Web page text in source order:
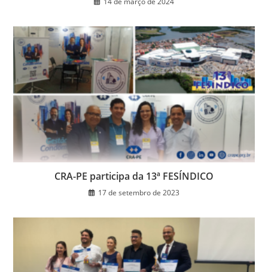
CRA-PE participa da 13ª FESÍNDICO
17 de setembro de 2023